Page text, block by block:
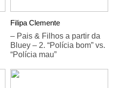
Filipa Clemente
– Pais & Filhos a partir da
Bluey – 2. “Polícia bom” vs.
“Polícia mau”